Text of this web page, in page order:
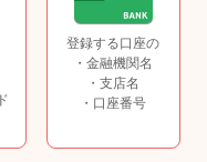
登録する口座の
・金融機関名
・支店名
・口座番号